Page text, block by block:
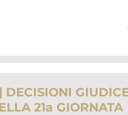
21a GIORNATA